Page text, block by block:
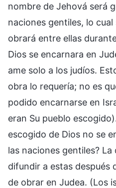
nombre de Jehová será
naciones gentiles, lo
obrará entre ellas
Dios se encarnara en
ame solo a los judíos.
obra lo requería; no es
podido encarnarse en
eran Su pueblo
escogido de Dios no se
las naciones gentiles? La
difundir a estas después
de obrar en Judea. (Los